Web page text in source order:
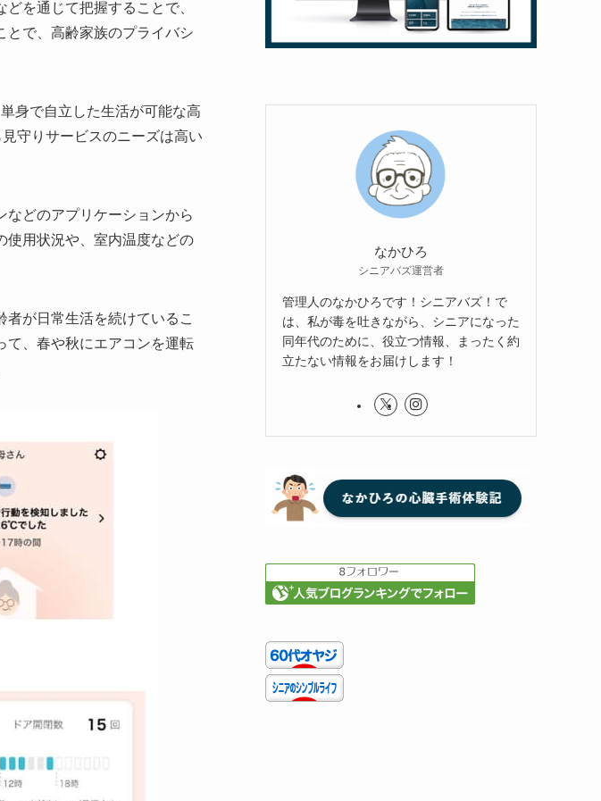
を通じて把握することで、
とで、高齢家族のプライバシ
身で自立した生活が可能な高
守りサービスのニーズは高い
などのアプリケーションから
使用状況や、室内温度などの
が日常生活を続けているこ
て、春や秋にエアコンを運転
なかひろ
シニアバズ運営者
管理人のなかひろです！シニアバズ！で
は、私が毒を吐きながら、シニアになった
同年代のために、役立つ情報、まったく約
立たない情報をお届けします！